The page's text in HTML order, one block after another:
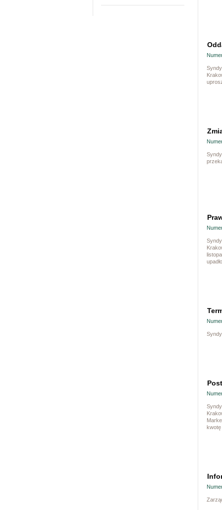
kwotę